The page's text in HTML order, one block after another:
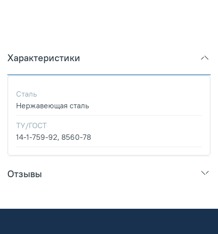
Характеристики
Сталь
Нержавеющая сталь
ТУ/ГОСТ
14-1-759-92, 8560-78
Отзывы